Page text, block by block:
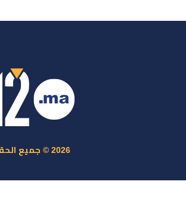
2026 © جميع الحقوق محفوظة